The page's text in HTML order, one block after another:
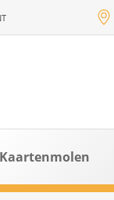
Kaartenmolen